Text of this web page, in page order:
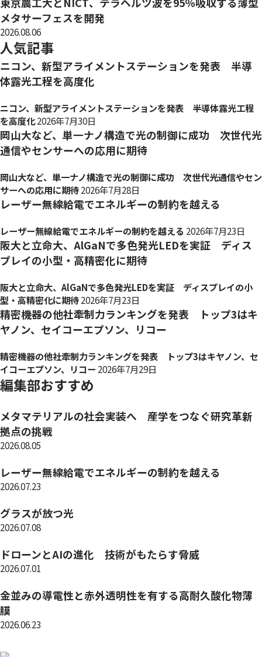
メタサーフェスを開発
2026.08.06
人気記事
ニコン、新型アライメントステーションを発表 半導
体露光工程を高度化
ニコン、新型アライメントステーションを発表 半導体露光工程
を高度化2026年7月30日
岡山大など、単一ナノ構造で光の制御に成功 次世代光
通信やセンサーへの応用に期待
岡山大など、単一ナノ構造で光の制御に成功 次世代光通信やセン
サーへの応用に期待2026年7月28日
レーザー無線給電でエネルギーの制約を越える
レーザー無線給電でエネルギーの制約を越える 2026年7月23日
阪大と立命大、AlGaNで多色発光LEDを実証 ディス
プレイの小型・高精密化に期待
阪大と立命大、AlGaNで多色発光LEDを実証 ディスプレイの小
型・高精密化に期待2026年7月23日
精密機器の他社牽制力ランキングを発表 トップ3はキ
ヤノン、セイコーエプソン、リコー
精密機器の他社牽制力ランキングを発表 トップ3はキヤノン、セ
イコーエプソン、リコー 2026年7月29日
編集部おすすめ
メタマテリアルの社会実装へ 産学をつなぐ研究革新
拠点の挑戦
2026.08.05
レーザー無線給電でエネルギーの制約を越える
2026.07.23
グラスが放つ光
2026.07.08
ドローンとAIの進化 技術がもたらす脅威
2026.07.01
金並みの導電性と赤外透明性を有する高耐久酸化物薄
膜
2026.06.23